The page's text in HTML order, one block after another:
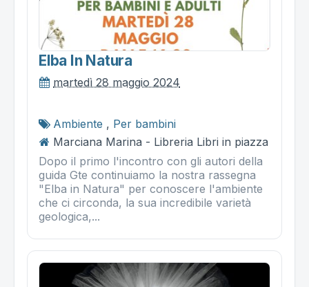
Elba In Natura
martedì 28 maggio 2024
Ambiente , Per bambini
Marciana Marina - Libreria Libri in piazza
Dopo il primo l'incontro con gli autori della
guida Gte continuiamo la nostra rassegna
"Elba in Natura" per conoscere l'ambiente
che ci circonda, la sua incredibile varietà
geologica,...